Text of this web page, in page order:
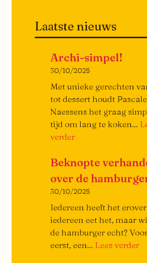
Laatste nieuws
Archi-simpel!
30/10/2025
Met unieke gerechten
tot dessert houdt Pascale
Naessens het graag
tijd om lang te koken...
verderArchi-
Beknopte
over de
30/10/2025
Iedereen heeft het
iedereen eet het, maar
de hamburger echt?
eerst, een... Lees verder: